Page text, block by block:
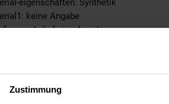
Zustimmung
eigenschaften: Synthetik
keine Angabe
schuh: keine Angabe
materialart: kein Pullover
acc material: Synthetik/Gummi
keine Angabe